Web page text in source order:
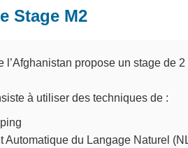
Stage M2
l’Afghanistan propose un stage de
à utiliser des techniques de :
Automatique du Langage Naturel